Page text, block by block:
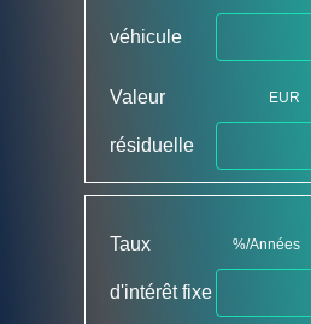
véhicule
Valeur
résiduelle
EUR
Taux
d'intérêt fixe
%/Années